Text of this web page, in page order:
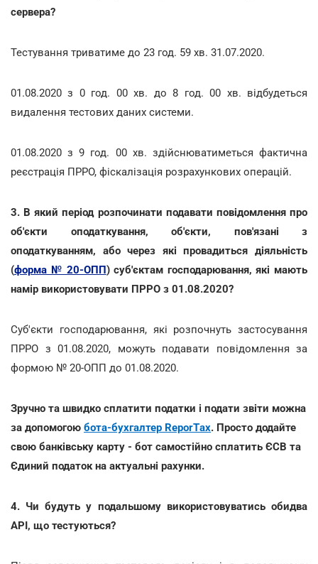
сервера?
Тестування триватиме до 23 год. 59 хв. 31.07.2020.
01.08.2020 з 0 год. 00 хв. до 8 год. 00 хв. відбудеться
видалення тестових даних системи.
01.08.2020 з 9 год. 00 хв. здійснюватиметься фактична
реєстрація ПРРО, фіскалізація розрахункових операцій.
3. В який період розпочинати подавати повідомлення про
об'єкти оподаткування, об'єкти, пов'язані з
оподаткуванням, або через які провадиться діяльність
(форма № 20-ОПП) суб'єктам господарювання, які мають
намір використовувати ПРРО з 01.08.2020?
Суб'єкти господарювання, які розпочнуть застосування
ПРРО з 01.08.2020, можуть подавати повідомлення за
формою № 20-ОПП до 01.08.2020.
Зручно та швидко сплатити податки і подати звіти можна
за допомогою бота-бухгалтер ReporTах. Просто додайте
свою банківську карту - бот самостійно сплатить ЄСВ та
Єдиний податок на актуальні рахунки.
4. Чи будуть у подальшому використовуватись обидва
АРІ, що тестуються?